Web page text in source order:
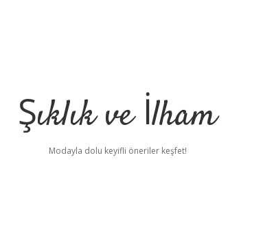
Şıklık ve İlham
Modayla dolu keyifli öneriler keşfet!